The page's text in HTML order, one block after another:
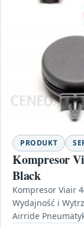
PRODUKT
Kompresor
Black
Kompresor Viair
Wydajność i
Airride